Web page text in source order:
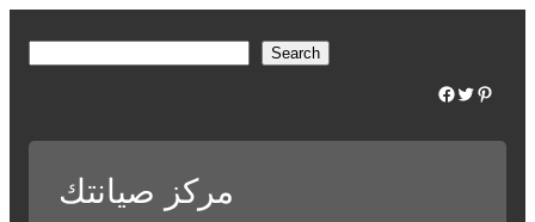
r
Search
Facebook Twitter Pinterest
مركز صيانتك